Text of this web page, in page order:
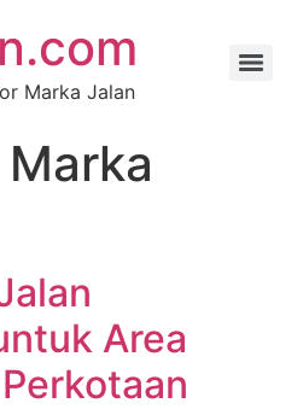
Marka Jalan
Marka
Area